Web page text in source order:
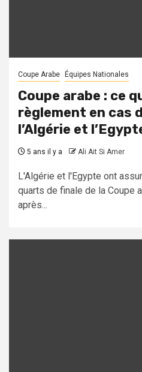
Coupe Arabe Équipes Nationales
Coupe arabe : ce
règlement en cas
l’Algérie et
5 ans il y a Ali Ait Si Amer
L'Algérie et l'Egypte ont
quarts de finale de la Coupe
après...